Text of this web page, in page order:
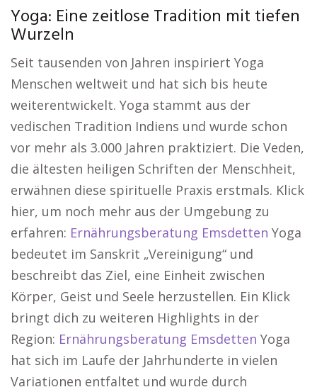
Yoga: Eine zeitlose Tradition mit tiefen
Wurzeln
Seit tausenden von Jahren inspiriert Yoga
Menschen weltweit und hat sich bis heute
weiterentwickelt. Yoga stammt aus der
vedischen Tradition Indiens und wurde schon
vor mehr als 3.000 Jahren praktiziert. Die Veden,
die ältesten heiligen Schriften der Menschheit,
erwähnen diese spirituelle Praxis erstmals. Klick
hier, um noch mehr aus der Umgebung zu
erfahren: Ernährungsberatung Emsdetten Yoga
bedeutet im Sanskrit „Vereinigung“ und
beschreibt das Ziel, eine Einheit zwischen
Körper, Geist und Seele herzustellen. Ein Klick
bringt dich zu weiteren Highlights in der
Region: Ernährungsberatung Emsdetten Yoga
hat sich im Laufe der Jahrhunderte in vielen
Variationen entfaltet und wurde durch